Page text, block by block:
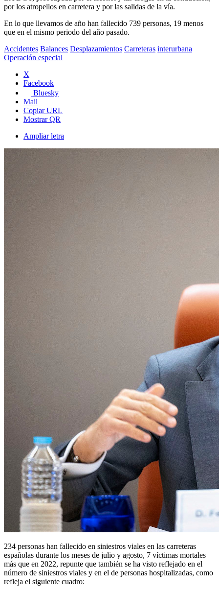
por los atropellos en carretera y por las salidas de la vía.
En lo que llevamos de año han fallecido 739 personas, 19 menos
que en el mismo periodo del año pasado.
Accidentes Balances Desplazamientos Carreteras interurbana
Operación especial
X
Facebook
Bluesky
Mail
Copiar URL
Mostrar QR
Ampliar letra
234 personas han fallecido en siniestros viales en las carreteras
españolas durante los meses de julio y agosto, 7 víctimas mortales
más que en 2022, repunte que también se ha visto reflejado en el
número de siniestros viales y en el de personas hospitalizadas, como
refleja el siguiente cuadro: